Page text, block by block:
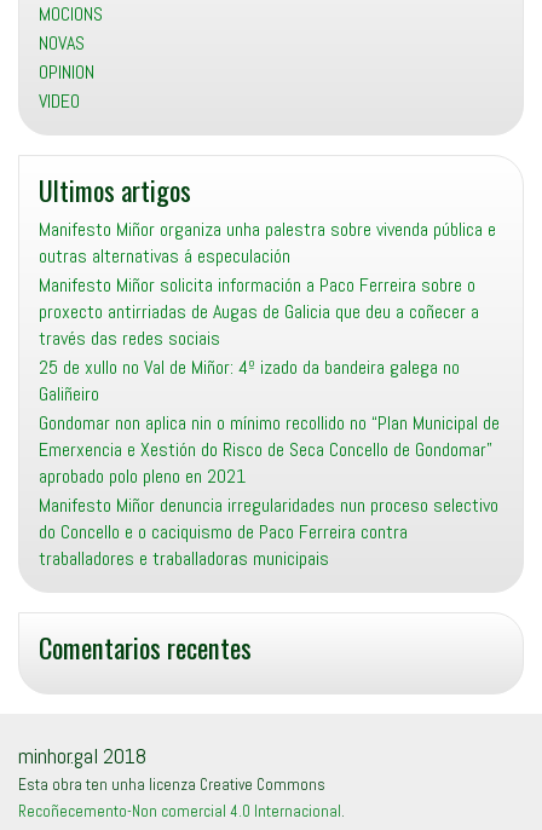
MOCIONS
NOVAS
OPINION
VIDEO
Ultimos artigos
Manifesto Miñor organiza unha palestra sobre vivenda pública e
outras alternativas á especulación
Manifesto Miñor solicita información a Paco Ferreira sobre o
proxecto antirriadas de Augas de Galicia que deu a coñecer a
través das redes sociais
25 de xullo no Val de Miñor: 4º izado da bandeira galega no
Galiñeiro
Gondomar non aplica nin o mínimo recollido no “Plan Municipal de
Emerxencia e Xestión do Risco de Seca Concello de Gondomar”
aprobado polo pleno en 2021
Manifesto Miñor denuncia irregularidades nun proceso selectivo
do Concello e o caciquismo de Paco Ferreira contra
traballadores e traballadoras municipais
Comentarios recentes
minhor.gal 2018
Esta obra ten unha licenza Creative Commons
Recoñecemento-Non comercial 4.0 Internacional.